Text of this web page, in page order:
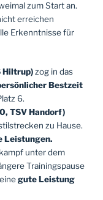
zum Start an.
erreichen
Erkenntnisse für
Hiltrup)zog in das
Bestzeit
6.
TSV Handorf)
zu Hause.
Leistungen.
unter dem
Trainingspause
gute Leistung